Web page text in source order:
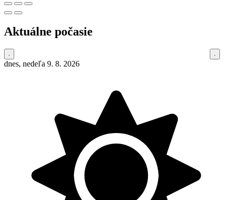
Aktuálne počasie
dnes, nedeľa 9. 8. 2026